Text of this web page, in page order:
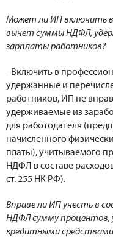
Может ли ИП включить в
вычет суммы НДФЛ,
зарплаты работников?
- Включить в
удержанные и
работников, ИП не
удерживаемые из
для работодателя
начисленного
платы), учитываемого
НДФЛ в составе
ст. 255 НК РФ).
Вправе ли ИП учесть в
НДФЛ сумму процентов,
кредитными